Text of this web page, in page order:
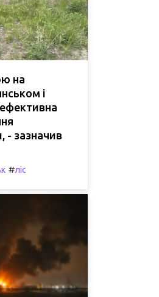
на
і
- зазначив
#ліс